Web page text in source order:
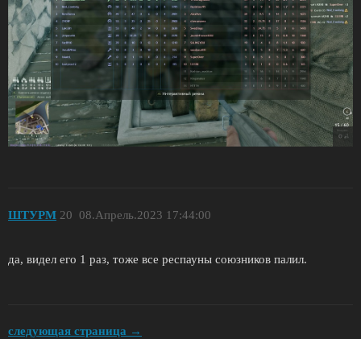
ШТУРМ 08.Апрель.2023 17:44:00
20
да, видел его 1 раз, тоже все респауны союзников палил.
следующая страница →